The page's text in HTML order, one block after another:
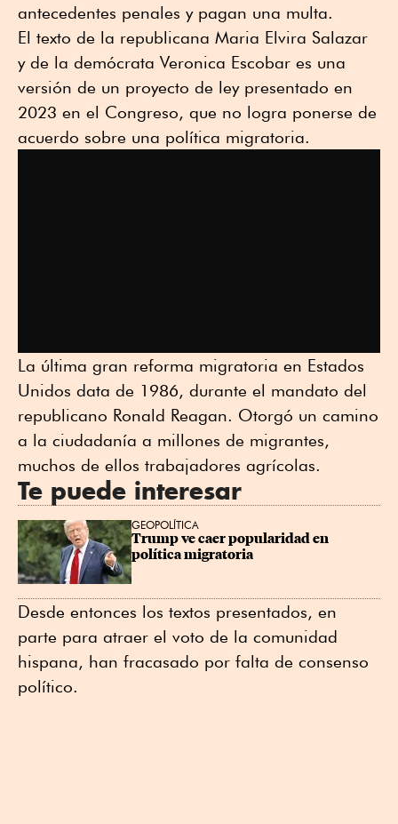
antecedentes penales y pagan una multa.
El texto de la republicana Maria Elvira Salazar
y de la demócrata Veronica Escobar es una
versión de un proyecto de ley presentado en
2023 en el Congreso, que no logra ponerse de
acuerdo sobre una política migratoria.
La última gran reforma migratoria en Estados
Unidos data de 1986, durante el mandato del
republicano Ronald Reagan. Otorgó un camino
a la ciudadanía a millones de migrantes,
muchos de ellos trabajadores agrícolas.
Te puede interesar
GEOPOLÍTICA
Trump ve caer popularidad en
política migratoria
Desde entonces los textos presentados, en
parte para atraer el voto de la comunidad
hispana, han fracasado por falta de consenso
político.